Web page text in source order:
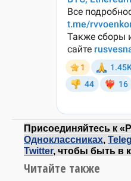
Присоединяйтесь к
Одноклассниках,
Twitter, чтобы быть в
Читайте также